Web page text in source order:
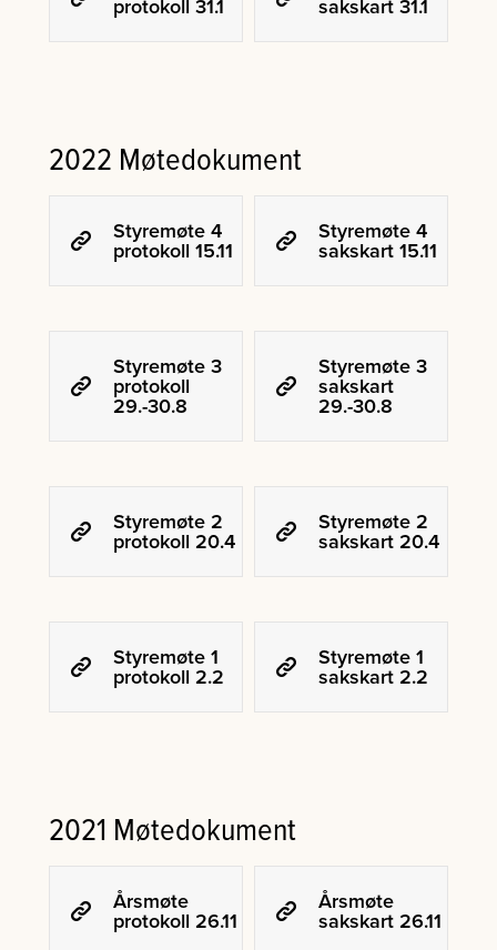
protokoll 31.1 sakskart 31.1
2022 Møtedokument
Styremøte 4
protokoll 15.11
Styremøte 4
sakskart 15.11
Styremøte 3
protokoll
29.-30.8
Styremøte 3
sakskart
29.-30.8
Styremøte 2
protokoll 20.4
Styremøte 2
sakskart 20.4
Styremøte 1
protokoll 2.2
Styremøte 1
sakskart 2.2
2021 Møtedokument
Årsmøte
protokoll 26.11
Årsmøte
sakskart 26.11